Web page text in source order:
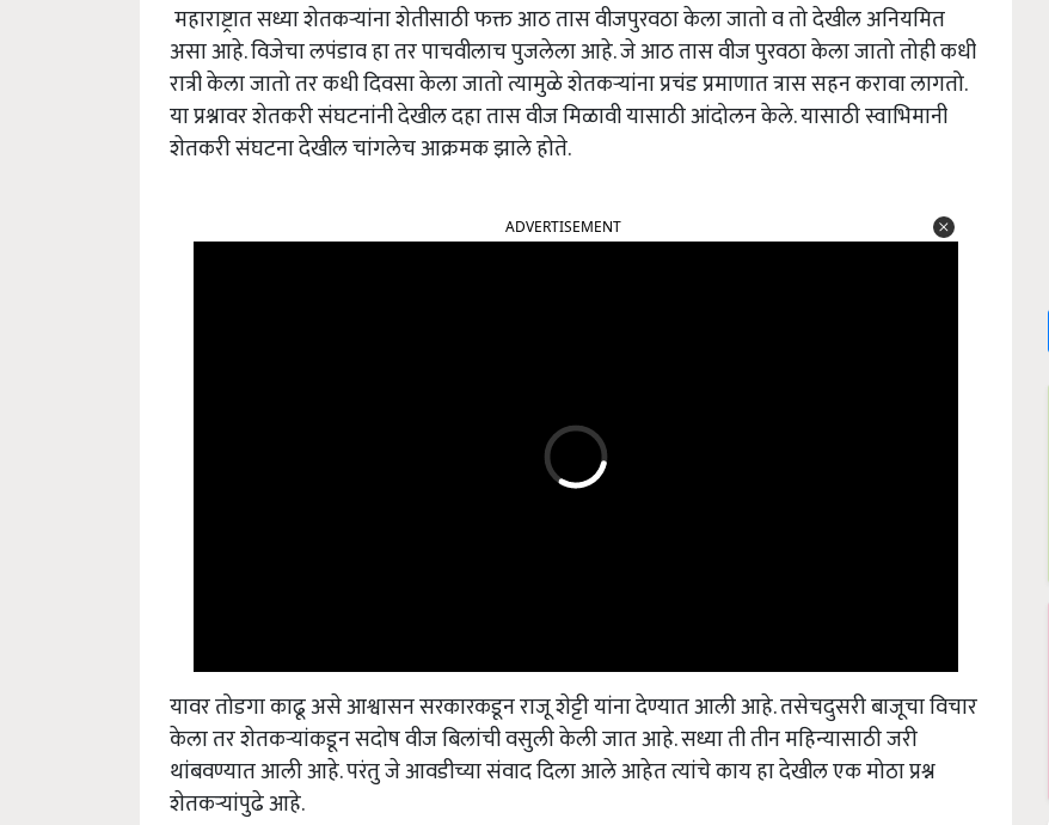
महाराष्ट्रात सध्या शेतकऱ्यांना शेतीसाठी फक्त आठ तास वीजपुरवठा केला जातो व तो देखील अनियमित
असा आहे. विजेचा लपंडाव हा तर पाचवीलाच पुजलेला आहे. जे आठ तास वीज पुरवठा केला जातो तोही कधी
रात्री केला जातो तर कधी दिवसा केला जातो त्यामुळे शेतकऱ्यांना प्रचंड प्रमाणात त्रास सहन करावा लागतो.
या प्रश्नावर शेतकरी संघटनांनी देखील दहा तास वीज मिळावी यासाठी आंदोलन केले. यासाठी स्वाभिमानी
शेतकरी संघटना देखील चांगलेच आक्रमक झाले होते.
यावर तोडगा काढू असे आश्वासन सरकारकडून राजू शेट्टी यांना देण्यात आली आहे. तसेचदुसरी बाजूचा विचार
केला तर शेतकऱ्यांकडून सदोष वीज बिलांची वसुली केली जात आहे. सध्या ती तीन महिन्यासाठी जरी
थांबवण्यात आली आहे. परंतु जे आवडीच्या संवाद दिला आले आहेत त्यांचे काय हा देखील एक मोठा प्रश्न
शेतकऱ्यांपुढे आहे.